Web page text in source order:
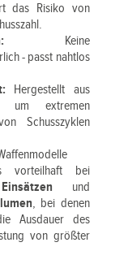
das Risiko von
Keine
- passt nahtlos
Hergestellt aus
um extremen
Schusszyklen
vorteilhaft bei
und
, bei denen
Ausdauer des
von größter